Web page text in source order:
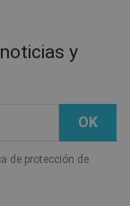
y
de protección de